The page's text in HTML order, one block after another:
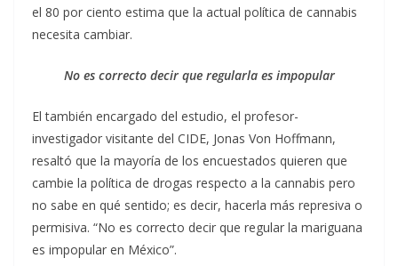
el 80 por ciento estima que la actual política de cannabis
necesita cambiar.
No es correcto decir que regularla es impopular
El también encargado del estudio, el profesor-
investigador visitante del CIDE, Jonas Von Hoffmann,
resaltó que la mayoría de los encuestados quieren que
cambie la política de drogas respecto a la cannabis pero
no sabe en qué sentido; es decir, hacerla más represiva o
permisiva. “No es correcto decir que regular la mariguana
es impopular en México”.